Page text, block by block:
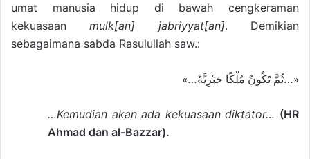
umat manusia hidup di bawah cengkeraman
kekuasaanmulk[an] jabriyyat[an]. Demikian
sebagaimana sabda Rasulullah saw.:
«…ثُمَّ تَكُونُ مُلْكًا جَبْرِيَّةً…»
…Kemudian akan ada kekuasaan diktator… (HR
Ahmad dan al-Bazzar).